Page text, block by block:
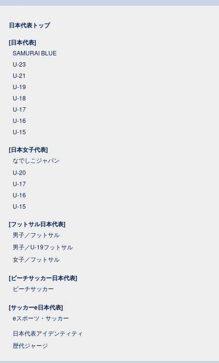
日本代表トップ
[日本代表]
SAMURAI BLUE
U-23
U-21
U-19
U-18
U-17
U-16
U-15
[日本女子代表]
なでしこジャパン
U-20
U-17
U-16
U-15
[フットサル日本代表]
男子／フットサル
男子／U-19フットサル
女子／フットサル
[ビーチサッカー日本代表]
ビーチサッカー
[サッカーe日本代表]
eスポーツ・サッカー
日本代表アイデンティティ
歴代ジャージ